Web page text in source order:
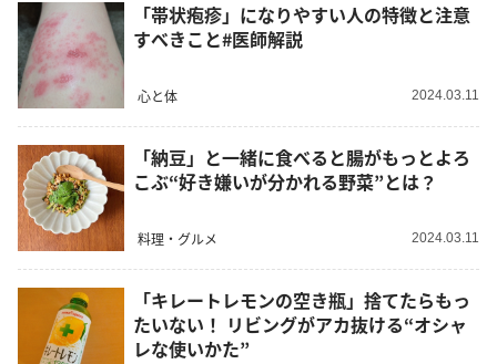
「帯状疱疹」になりやすい人の特徴と注意
すべきこと#医師解説
心と体 2024.03.11
「納豆」と一緒に食べると腸がもっとよろ
こぶ“好き嫌いが分かれる野菜”とは？
料理・グルメ 2024.03.11
「キレートレモンの空き瓶」捨てたらもっ
たいない！ リビングがアカ抜ける“オシャ
レな使いかた”